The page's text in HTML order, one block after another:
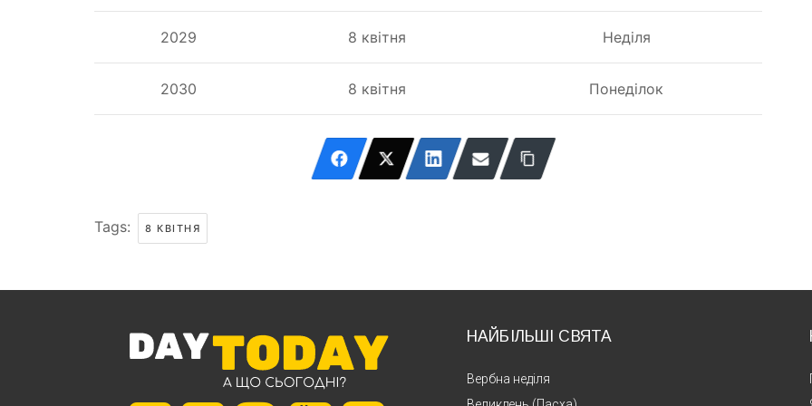
2029 8 квітня Неділя
2030 8 квітня Понеділок
Tags: 8 КВІТНЯ
НАЙБІЛЬШІ СВЯТА
Вербна неділя